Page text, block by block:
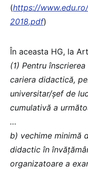
(https://
2018.pdf)
În aceasta HG, la
(1) Pentru
cariera didactică,
universitar/șef de
cumulativă a
…
b) vechime minimă
didactic în
organizatoare a